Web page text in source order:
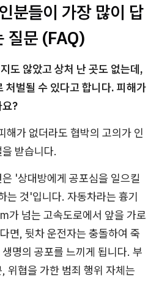
분들이 가장 많이 답
질문 (FAQ)
도 않았고 상처 난 곳도 없는데,
벌될 수 있다고 합니다. 피해가
요?
해가 없더라도 협박의 고의가 인
받습니다.
'상대방에게 공포심을 일으킬
는 것'입니다. 자동차라는 흉기
가 넘는 고속도로에서 앞을 가로
면, 뒷차 운전자는 충돌하여 죽
명의 공포를 느끼게 됩니다. 부
위협을 가한 범죄 행위 자체는